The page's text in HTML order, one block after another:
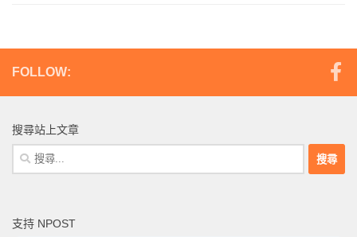
FOLLOW:
搜尋站上文章
搜
尋
字:
支持 NPOST